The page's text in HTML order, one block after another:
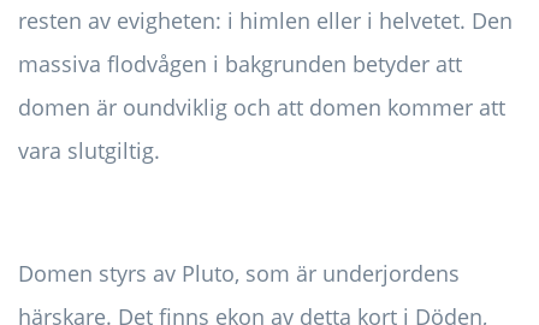
resten av evigheten: i himlen eller i helvetet. Den
massiva flodvågen i bakgrunden betyder att
domen är oundviklig och att domen kommer att
vara slutgiltig.
Domen styrs av Pluto, som är underjordens
härskare. Det finns ekon av detta kort i Döden,